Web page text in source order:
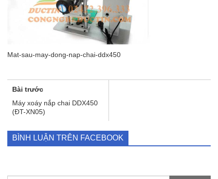
Mat-sau-may-dong-nap-chai-ddx450
Bài trước
Máy xoáy nắp chai DDX450
(ĐT-XN05)
BÌNH LUẬN TRÊN FACEBOOK